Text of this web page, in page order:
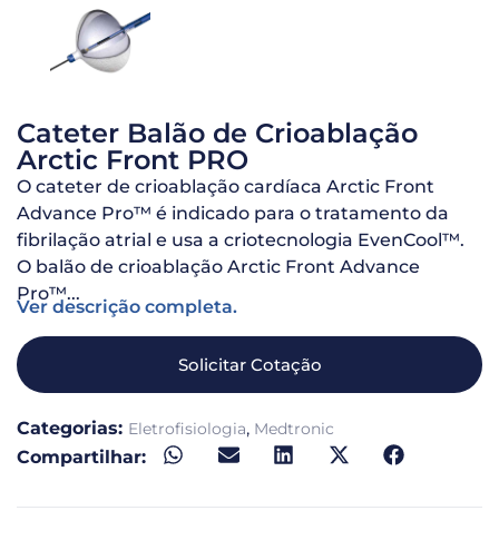
Cateter Balão de Crioablação
Arctic Front PRO
O cateter de crioablação cardíaca Arctic Front
Advance Pro™ é indicado para o tratamento da
fibrilação atrial e usa a criotecnologia EvenCool™.
O balão de crioablação Arctic Front Advance
Pro™...
Ver descrição completa.
Solicitar Cotação
Categorias: Eletrofisiologia, Medtronic
Compartilhar: